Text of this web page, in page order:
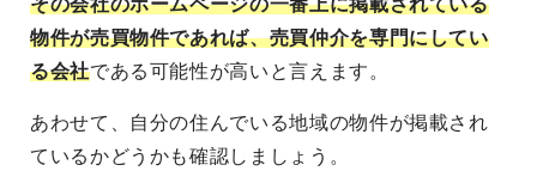
その会社のホームページの一番上に掲載されている
物件が売買物件であれば、売買仲介を専門にしてい
る会社である可能性が高いと言えます。
あわせて、自分の住んでいる地域の物件が掲載され
ているかどうかも確認しましょう。